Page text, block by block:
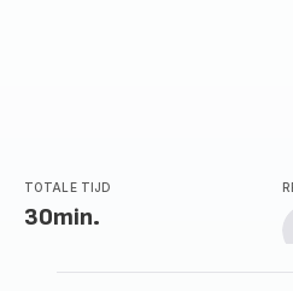
TOTALE TIJD
30min.